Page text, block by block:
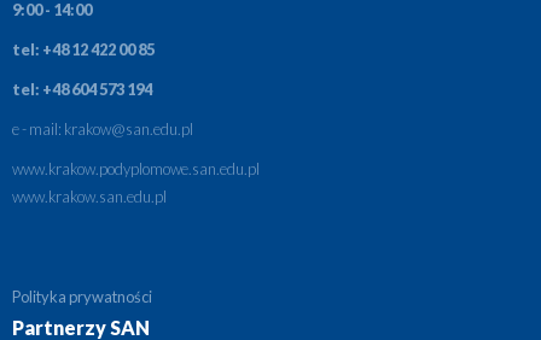
9:00 - 14:00
tel: +48 12 422 00 85
tel: +48 604 573 194
e - mail: krakow@san.edu.pl
www.krakow.podyplomowe.san.edu.pl
www.krakow.san.edu.pl
Polityka prywatności
Partnerzy SAN